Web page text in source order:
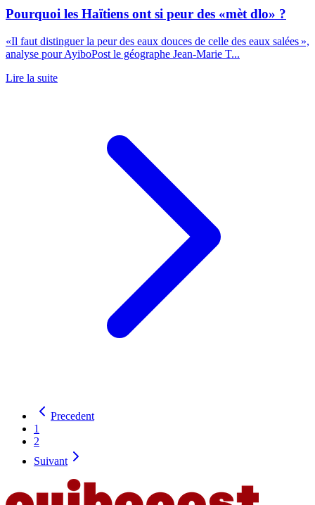
Pourquoi les Haïtiens ont si peur des «mèt dlo» ?
«Il faut distinguer la peur des eaux douces de celle des eaux salées »,
analyse pour AyiboPost le géographe Jean-Marie T...
Lire la suite
Precedent
1
2
Suivant